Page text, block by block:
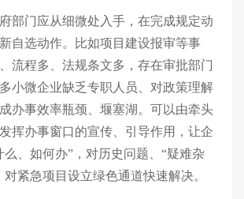
门应从细微处入手，在完成规定动
自选动作。比如项目建设报审等事
流程多、法规条文多，存在审批部门
小微企业缺乏专职人员、对政策理解
办事效率瓶颈、堰塞湖。可以由牵头
挥办事窗口的宣传、引导作用，让企
么、如何办”，对历史问题、“疑难杂
紧急项目设立绿色通道快速解决。